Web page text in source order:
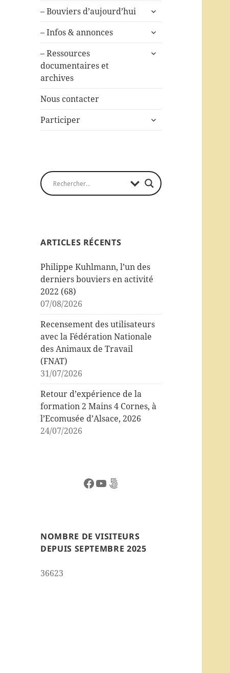
– Bouviers d’aujourd’hui
ouvrir
sous-
– Infos & annonces
ouvrir
sous-
– Ressources
documentaires et
archives
ouvrir
Nous contacter
Participer
ouvrir
ARTICLES RÉCENTS
Philippe Kuhlmann, l’un des
derniers bouviers en activité
2022 (68)
07/08/2026
Recensement des utilisateurs
avec la Fédération Nationale
des Animaux de Travail
(FNAT)
31/07/2026
Retour d’expérience de la
formation 2 Mains 4 Cornes, à
l’Ecomusée d’Alsace, 2026
24/07/2026
Facebook
YouTube
500px
NOMBRE DE VISITEURS
DEPUIS SEPTEMBRE 2025
36623